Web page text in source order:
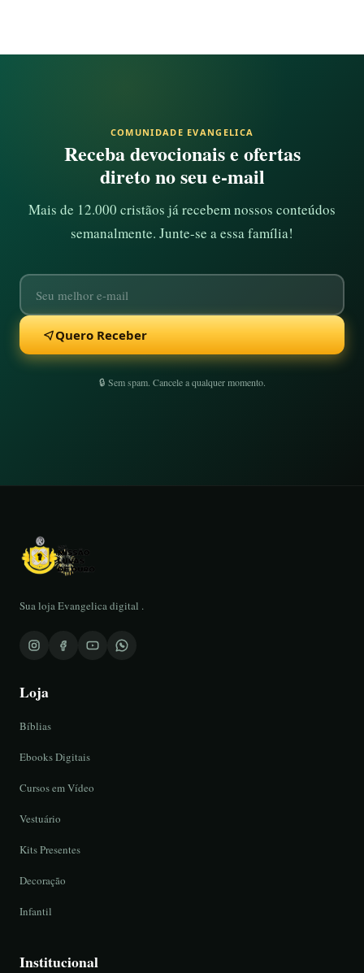
COMUNIDADE EVANGELICA
Receba devocionais e ofertas
direto no seu e-mail
Mais de 12.000 cristãos já recebem nossos conteúdos
semanalmente. Junte-se a essa família!
Quero Receber
🔒 Sem spam. Cancele a qualquer momento.
Sua loja Evangelica digital .
Loja
Bíblias
Ebooks Digitais
Cursos em Vídeo
Vestuário
Kits Presentes
Decoração
Infantil
Institucional